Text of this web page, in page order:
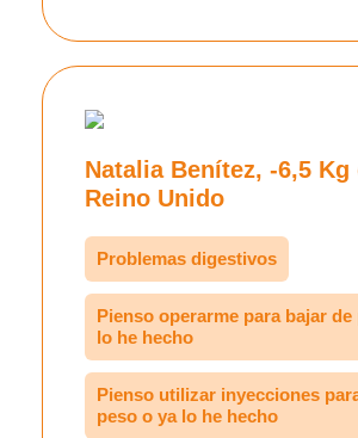
Natalia Benítez, -6,5 Kg
Reino Unido
Problemas digestivos
Pienso operarme para bajar de
lo he hecho
Pienso utilizar inyecciones
peso o ya lo he hecho